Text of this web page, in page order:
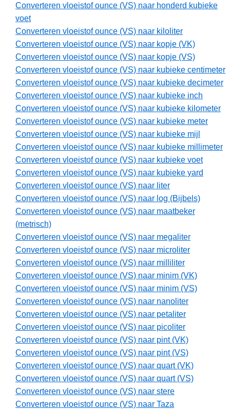
Converteren vloeistof ounce (VS) naar honderd kubieke
voet
Converteren vloeistof ounce (VS) naar kiloliter
Converteren vloeistof ounce (VS) naar kopje (VK)
Converteren vloeistof ounce (VS) naar kopje (VS)
Converteren vloeistof ounce (VS) naar kubieke centimeter
Converteren vloeistof ounce (VS) naar kubieke decimeter
Converteren vloeistof ounce (VS) naar kubieke inch
Converteren vloeistof ounce (VS) naar kubieke kilometer
Converteren vloeistof ounce (VS) naar kubieke meter
Converteren vloeistof ounce (VS) naar kubieke mijl
Converteren vloeistof ounce (VS) naar kubieke millimeter
Converteren vloeistof ounce (VS) naar kubieke voet
Converteren vloeistof ounce (VS) naar kubieke yard
Converteren vloeistof ounce (VS) naar liter
Converteren vloeistof ounce (VS) naar log (Bijbels)
Converteren vloeistof ounce (VS) naar maatbeker
(metrisch)
Converteren vloeistof ounce (VS) naar megaliter
Converteren vloeistof ounce (VS) naar microliter
Converteren vloeistof ounce (VS) naar milliliter
Converteren vloeistof ounce (VS) naar minim (VK)
Converteren vloeistof ounce (VS) naar minim (VS)
Converteren vloeistof ounce (VS) naar nanoliter
Converteren vloeistof ounce (VS) naar petaliter
Converteren vloeistof ounce (VS) naar picoliter
Converteren vloeistof ounce (VS) naar pint (VK)
Converteren vloeistof ounce (VS) naar pint (VS)
Converteren vloeistof ounce (VS) naar quart (VK)
Converteren vloeistof ounce (VS) naar quart (VS)
Converteren vloeistof ounce (VS) naar stere
Converteren vloeistof ounce (VS) naar Taza